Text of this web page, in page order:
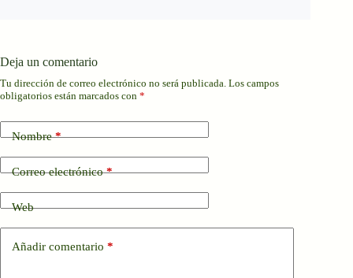
Deja un comentario
Tu dirección de correo electrónico no será publicada. Los campos
obligatorios están marcados con *
Nombre*
Correo electrónico*
Web
Añadir comentario *